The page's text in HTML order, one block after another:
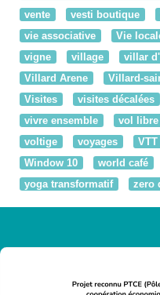
vente
vesti boutique
vie associative
Vie
vigne
village villar
Villard Arene
Villard-
Visites
visites décalées
vivre ensemble
vol libre
voltige
voyages VTT
Window 10
world café
yoga transformatif
zero